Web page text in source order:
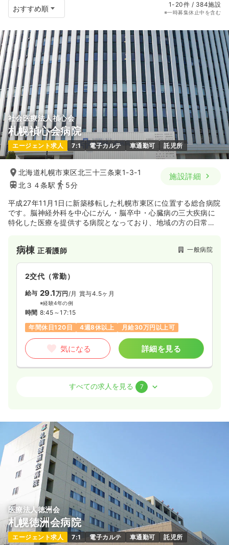
1-20件 / 384施設
※一時募集休止中を含む
社会医療法人禎心会
札幌禎心会病院
エージェント求人 7:1 電子カルテ 車通勤可 託児所
北海道札幌市東区北三十三条東1-3-1
北３４条駅
5分
施設詳細
平成27年11月1日に新築移転した札幌市東区に位置する総合病院
です。脳神経外科を中心にがん・脳卒中・心臓病の三大疾病に
特化した医療を提供する病院となっており、地域の方の日常生
機能を有してます。さらに禎心会グループでは病院、介護、訪
問看護ステーションなどがあり、広く医療を提供しておりま
す。法人全体で良質な医療や介護を提供し、地域社会の発展や
繁栄に貢献しております。
病棟正看護師 一般病院
2交代（常勤）
給与 29.1万円 /月 賞与4.5ヶ月
※経験4年の例
時間 8:45～17:15
年間休日120日
4週8休以上 月給30万円以上可
気になる 詳細を見る
オペ室(手術室)正看護師
給与 27.7万円
※経験6年の例
8:45～17:15
土日祝休み
年間休日120日
ブランク可
月給27万円以上可
気になる
日勤のみ（パート） 一時募集休止
すべての求人を見る 7
医療法人徳洲会
札幌徳洲会病院
エージェント求人 7:1 電子カルテ 車通勤可 託児所